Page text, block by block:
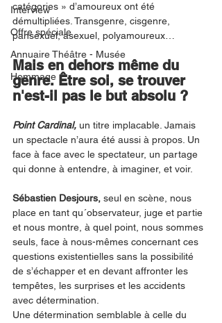
Interview
Offre spéciale
Annuaire Théâtre - Musée
Hommage
catégories » d’amoureux ont été
démultipliées. Transgenre, cisgenre,
pansexuel, asexuel, polyamoureux…
Mais en dehors même du
genre. Être soi, se trouver
n'est-il pas le but absolu ?
Point Cardinal, un titre implacable. Jamais
un spectacle n’aura été aussi à propos. Un
face à face avec le spectateur, un partage
qui donne à entendre, à imaginer, et voir.
Sébastien Desjours, seul en scène, nous
place en tant qu´observateur, juge et partie
et nous montre, à quel point, nous sommes
seuls, face à nous-mêmes concernant ces
questions existentielles sans la possibilité
de s’échapper et en devant affronter les
tempêtes, les surprises et les accidents
avec détermination.
Une détermination semblable à celle du